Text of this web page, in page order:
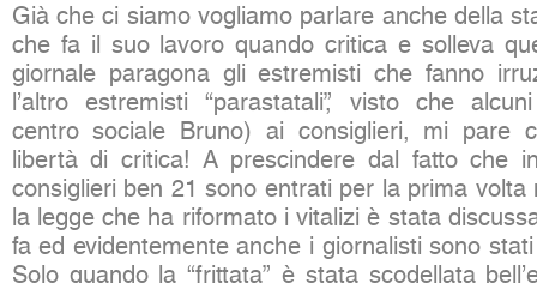
Già che ci siamo vogliamo parlare anche della
che fa il suo lavoro quando critica e solleva
giornale paragona gli estremisti che fanno
l’altro estremisti “parastatali”, visto che
centro sociale Bruno) ai consiglieri, mi pare
libertà di critica! A prescindere dal fatto che
consiglieri ben 21 sono entrati per la prima volta
la legge che ha riformato i vitalizi è stata
fa ed evidentemente anche i giornalisti sono stati
Solo quando la “frittata” è stata scodellata